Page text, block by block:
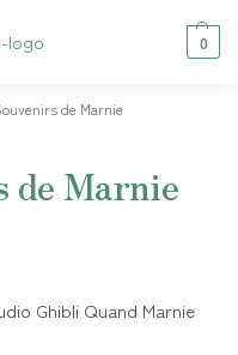
0
de Marnie
de Marnie
Ghibli Quand Marnie